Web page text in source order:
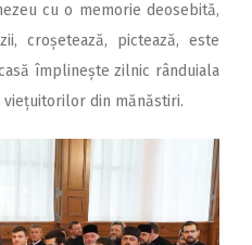
cu o memorie deosebită,
croșetează, pictează, este
împlinește zilnic rânduiala
din mănăstiri.